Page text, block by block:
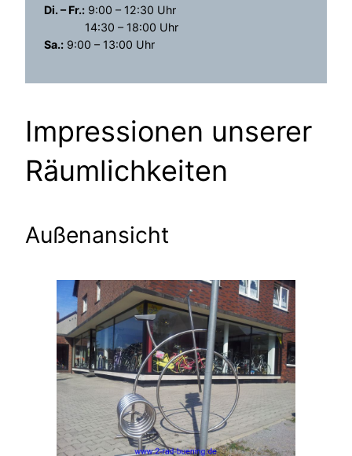
Di. – Fr.: 9:00 – 12:30 Uhr
14:30 – 18:00 Uhr
Sa.: 9:00 – 13:00 Uhr
Impressionen unserer
Räumlichkeiten
Außenansicht